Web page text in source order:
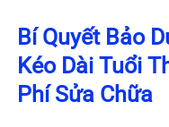
Bí Quyết Bảo
Kéo Dài Tuổi
Phí Sửa Chữa